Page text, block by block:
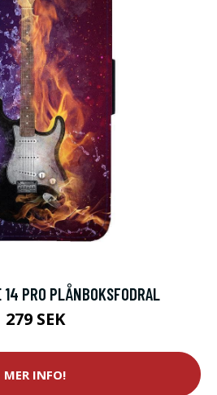
14 PRO PLÅNBOKSFODRAL
279 SEK
MER INFO!